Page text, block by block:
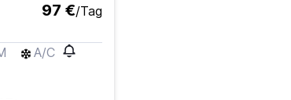
97 €/Tag
A/C